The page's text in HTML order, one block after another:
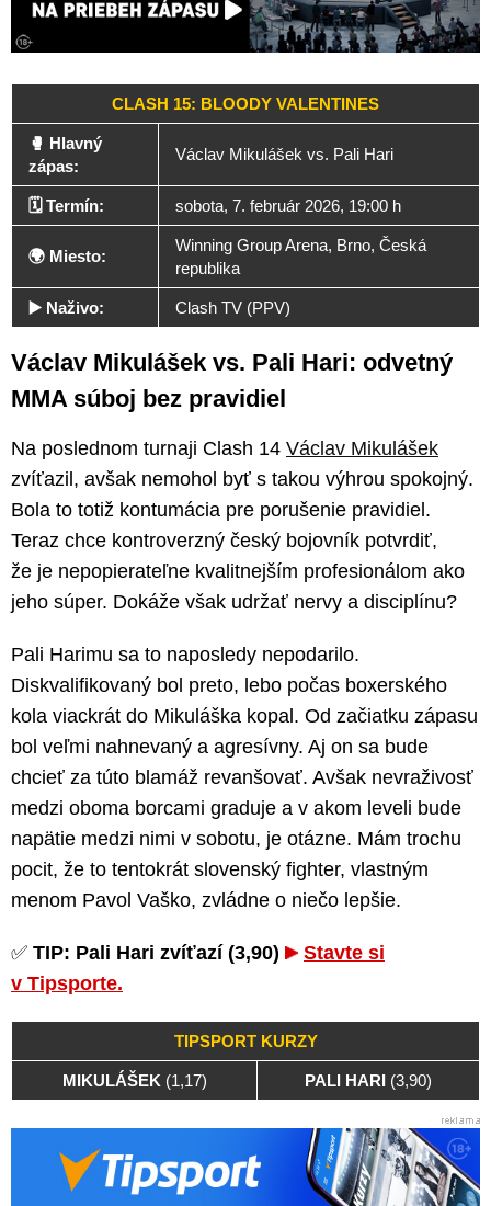
CLASH 15: BLOODY VALENTINES
🥊 Hlavný
zápas:
Václav Mikulášek vs. Pali Hari
🗓️ Termín: sobota, 7. február 2026, 19:00 h
🌍 Miesto:
Winning Group Arena, Brno, Česká
republika
▶️ Naživo: Clash TV (PPV)
Václav Mikulášek vs. Pali Hari: odvetný
MMA súboj bez pravidiel
Na poslednom turnaji Clash 14 Václav Mikulášek
zvíťazil, avšak nemohol byť s takou výhrou spokojný.
Bola to totiž kontumácia pre porušenie pravidiel.
Teraz chce kontroverzný český bojovník potvrdiť,
že je nepopierateľne kvalitnejším profesionálom ako
jeho súper. Dokáže však udržať nervy a disciplínu?
Pali Harimu sa to naposledy nepodarilo.
Diskvalifikovaný bol preto, lebo počas boxerského
kola viackrát do Mikuláška kopal. Od začiatku zápasu
bol veľmi nahnevaný a agresívny. Aj on sa bude
chcieť za túto blamáž revanšovať. Avšak nevraživosť
medzi oboma borcami graduje a v akom leveli bude
napätie medzi nimi v sobotu, je otázne. Mám trochu
pocit, že to tentokrát slovenský fighter, vlastným
menom Pavol Vaško, zvládne o niečo lepšie.
✅ TIP: Pali Hari zvíťazí (3,90)
Stavte si
v Tipsporte.
TIPSPORT KURZY
MIKULÁŠEK(1,17) PALI HARI (3,90)